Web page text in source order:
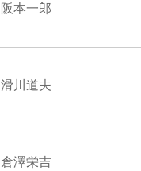
阪本一郎
滑川道夫
倉澤栄吉